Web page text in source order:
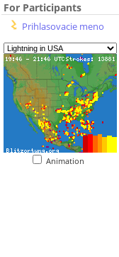
For Participants
Prihlasovacie meno
Animation